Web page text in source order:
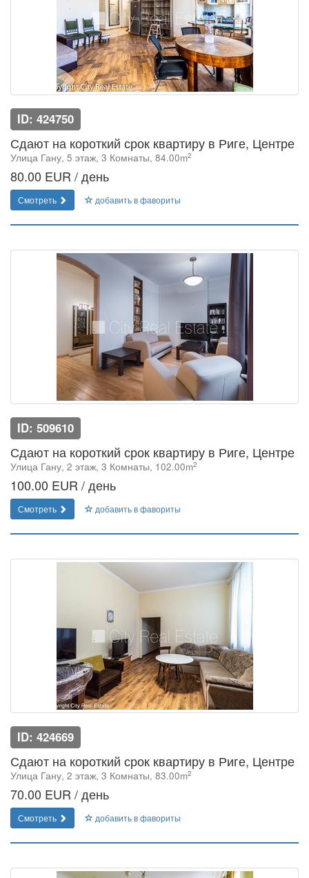
ID: 424750
Сдают на короткий срок квартиру в Риге, Центре
Улица Гану, 5 этаж, 3 Комнаты, 84.00m2
80.00 EUR / день
Смотреть добавить в фавориты
ID: 509610
Сдают на короткий срок квартиру в Риге, Центре
Улица Гану, 2 этаж, 3 Комнаты, 102.00m2
100.00 EUR / день
Смотреть добавить в фавориты
ID: 424669
Сдают на короткий срок квартиру в Риге, Центре
Улица Гану, 2 этаж, 3 Комнаты, 83.00m2
70.00 EUR / день
Смотреть добавить в фавориты